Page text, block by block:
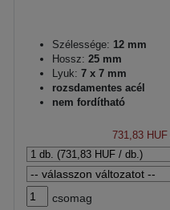
Szélessége: 12 mm
Hossz: 25 mm
Lyuk: 7 x 7 mm
rozsdamentes acél
nem fordítható
731,83 HUF
csomag